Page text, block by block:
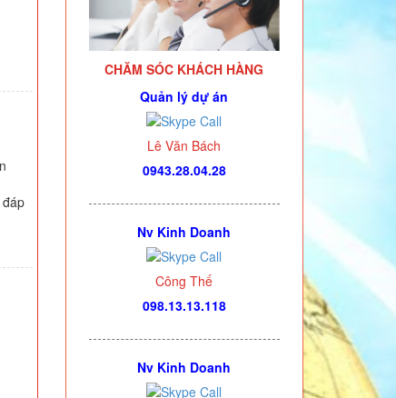
CHĂM SÓC KHÁCH HÀNG
Quản lý dự án
Lê Văn Bách
0943.28.04.28
Nv Kinh Doanh
Công Thế
098.13.13.118
Nv Kinh Doanh